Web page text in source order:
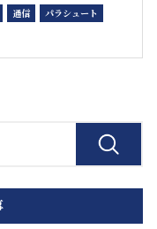
通信
パラシュート